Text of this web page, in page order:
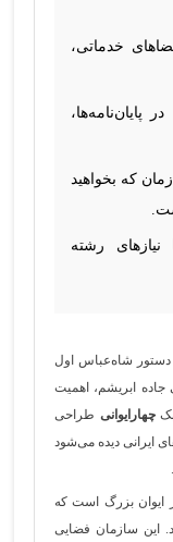
خدماتی،
پایان‌نامه‌ها،
که بخواهید
نیازهای رشته
دستور شاه‌عباس اول
ابریشم، اهمیت
چهارایوانی طراحی
ایرانی دیده می‌شود
ایوان بزرگ است که
این سازمان فضایی